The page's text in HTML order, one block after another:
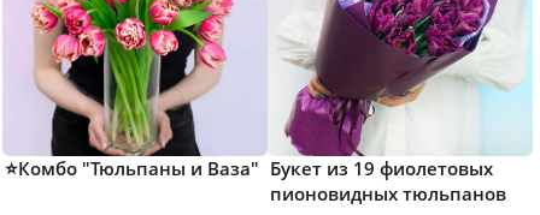
⭐Комбо "Тюльпаны и Ваза" Букет из 19 фиолетовых
пионовидных тюльпанов